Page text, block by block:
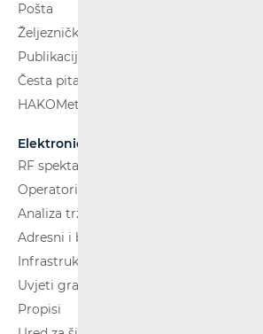
Pošta
Željeznički putnički prijevoz
Publikacije
Česta pitanja
HAKOMetar
Elektroničke komunikacije
RF spektar
Operatori i usluge
Analiza tržišta
Adresni i brojevni prostor
Infrastruktura
Uvjeti gradnje
Propisi